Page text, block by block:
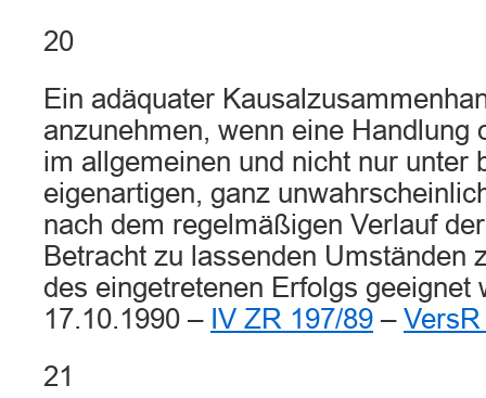
20
Ein adäquater
anzunehmen, wenn eine Handlung
im allgemeinen und nicht nur unter
eigenartigen, ganz
nach dem regelmäßigen Verlauf
Betracht zu lassenden Umständen
des eingetretenen Erfolgs geeignet
17.10.1990 – IV ZR 197/89 –
21